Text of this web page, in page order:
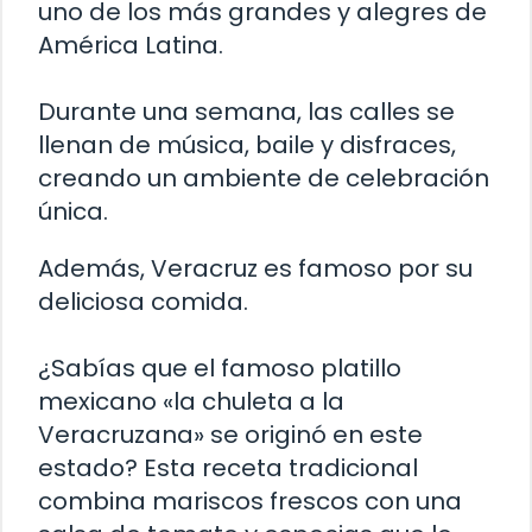
uno de los más grandes y alegres de
América Latina.
Durante una semana, las calles se
llenan de música, baile y disfraces,
creando un ambiente de celebración
única.
Además, Veracruz es famoso por su
deliciosa comida.
¿Sabías que el famoso platillo
mexicano «la chuleta a la
Veracruzana» se originó en este
estado? Esta receta tradicional
combina mariscos frescos con una